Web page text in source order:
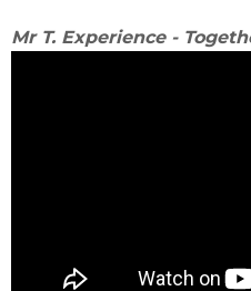
Mr T. Experience -